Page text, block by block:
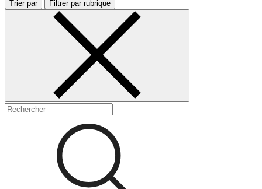
Trier par Filtrer par rubrique